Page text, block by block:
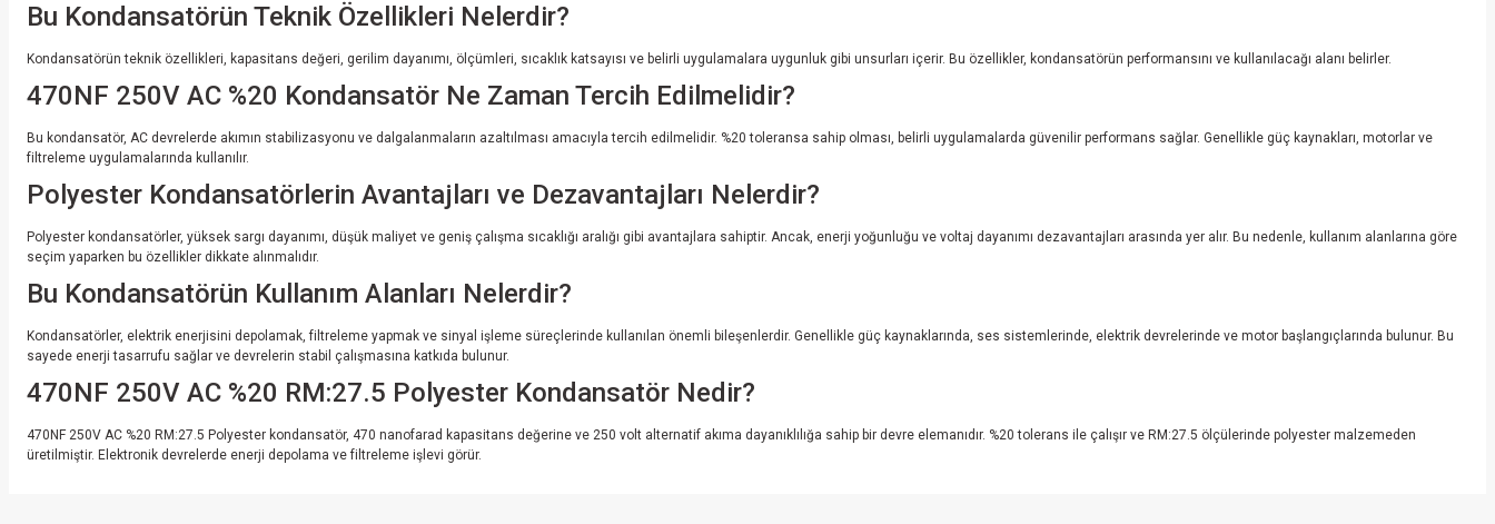
Bu Kondansatörün Teknik Özellikleri Nelerdir?
Kondansatörün teknik özellikleri, kapasitans değeri, gerilim dayanımı, ölçümleri, sıcaklık katsayısı ve belirli uygulamalara uygunluk gibi unsurları içerir. Bu özellikler, kondansatörün performansını ve kullanılacağı alanı belirler.
470NF 250V AC %20 Kondansatör Ne Zaman Tercih Edilmelidir?
Bu kondansatör, AC devrelerde akımın stabilizasyonu ve dalgalanmaların azaltılması amacıyla tercih edilmelidir. %20 toleransa sahip olması, belirli uygulamalarda güvenilir performans sağlar. Genellikle güç kaynakları, motorlar ve
filtreleme uygulamalarında kullanılır.
Polyester Kondansatörlerin Avantajları ve Dezavantajları Nelerdir?
Polyester kondansatörler, yüksek sargı dayanımı, düşük maliyet ve geniş çalışma sıcaklığı aralığı gibi avantajlara sahiptir. Ancak, enerji yoğunluğu ve voltaj dayanımı dezavantajları arasında yer alır. Bu nedenle, kullanım alanlarına göre
seçim yaparken bu özellikler dikkate alınmalıdır.
Bu Kondansatörün Kullanım Alanları Nelerdir?
Kondansatörler, elektrik enerjisini depolamak, filtreleme yapmak ve sinyal işleme süreçlerinde kullanılan önemli bileşenlerdir. Genellikle güç kaynaklarında, ses sistemlerinde, elektrik devrelerinde ve motor başlangıçlarında bulunur. Bu
sayede enerji tasarrufu sağlar ve devrelerin stabil çalışmasına katkıda bulunur.
470NF 250V AC %20 RM:27.5 Polyester Kondansatör Nedir?
470NF 250V AC %20 RM:27.5 Polyester kondansatör, 470 nanofarad kapasitans değerine ve 250 volt alternatif akıma dayanıklılığa sahip bir devre elemanıdır. %20 tolerans ile çalışır ve RM:27.5 ölçülerinde polyester malzemeden
üretilmiştir. Elektronik devrelerde enerji depolama ve filtreleme işlevi görür.